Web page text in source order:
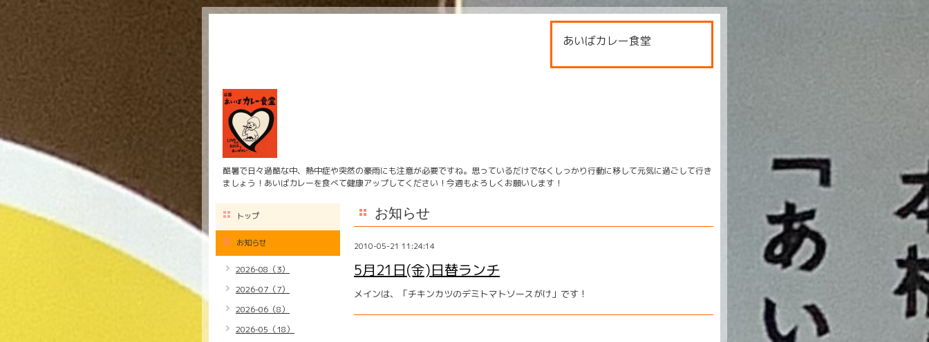
あいばカレー食堂
酷暑で日々過酷な中、熱中症や突然の豪雨にも注意が必要ですね。思っているだけでなくしっかり行動に移して元気に過ごして行き
ましょう！あいばカレーを食べて健康アップしてください！今週もよろしくお願いします！
お知らせ
2010-05-21 11:24:14
5月21日(金)日替ランチ
メインは、「チキンカツのデミトマトソースがけ」です！
トップ
お知らせ
2026-08（3）
2026-07（7）
2026-06（8）
2026-05（18）